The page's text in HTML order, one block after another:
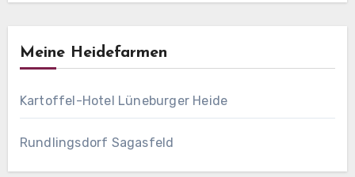
Meine Heidefarmen
Kartoffel-Hotel Lüneburger Heide
Rundlingsdorf Sagasfeld